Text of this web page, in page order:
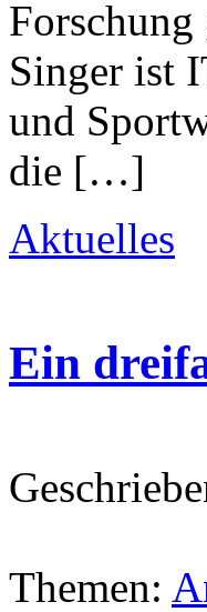
Forschung
Singer ist
und
die […]
Aktuelles
Ein
Themen: